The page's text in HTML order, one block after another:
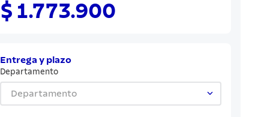
$ 1.773.900
Entrega y plazo
Departamento
Departamento